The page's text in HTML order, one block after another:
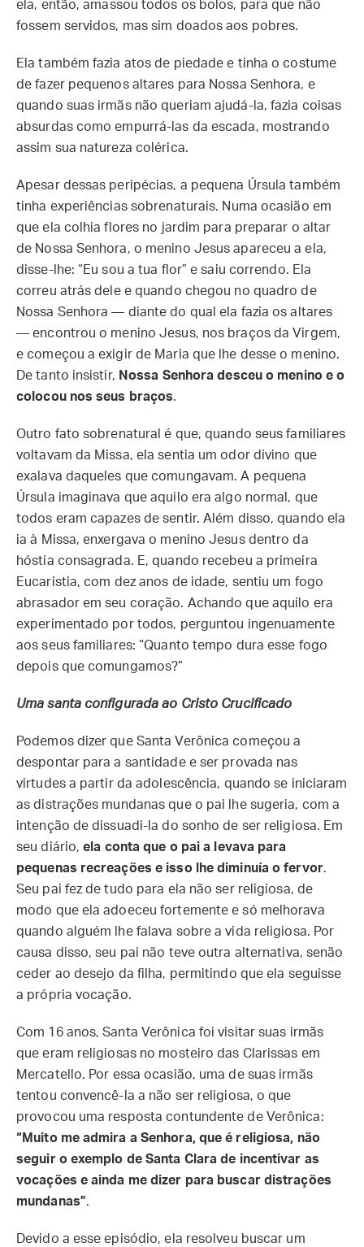
ela, então, amassou todos os bolos, para que não
fossem servidos, mas sim doados aos pobres.
Ela também fazia atos de piedade e tinha o costume
de fazer pequenos altares para Nossa Senhora, e
quando suas irmãs não queriam ajudá-la, fazia coisas
absurdas como empurrá-las da escada, mostrando
assim sua natureza colérica.
Apesar dessas peripécias, a pequena Úrsula também
tinha experiências sobrenaturais. Numa ocasião em
que ela colhia flores no jardim para preparar o altar
de Nossa Senhora, o menino Jesus apareceu a ela,
disse-lhe: “Eu sou a tua flor” e saiu correndo. Ela
correu atrás dele e quando chegou no quadro de
Nossa Senhora — diante do qual ela fazia os altares
— encontrou o menino Jesus, nos braços da Virgem,
e começou a exigir de Maria que lhe desse o menino.
De tanto insistir, Nossa Senhora desceu o menino e o
colocou nos seus braços.
Outro fato sobrenatural é que, quando seus familiares
voltavam da Missa, ela sentia um odor divino que
exalava daqueles que comungavam. A pequena
Úrsula imaginava que aquilo era algo normal, que
todos eram capazes de sentir. Além disso, quando ela
ia à Missa, enxergava o menino Jesus dentro da
hóstia consagrada. E, quando recebeu a primeira
Eucaristia, com dez anos de idade, sentiu um fogo
abrasador em seu coração. Achando que aquilo era
experimentado por todos, perguntou ingenuamente
aos seus familiares: “Quanto tempo dura esse fogo
depois que comungamos?”
Uma santa configurada ao Cristo Crucificado
Podemos dizer que Santa Verônica começou a
despontar para a santidade e ser provada nas
virtudes a partir da adolescência, quando se iniciaram
as distrações mundanas que o pai lhe sugeria, com a
intenção de dissuadi-la do sonho de ser religiosa. Em
seu diário,ela conta que o pai a levava para
pequenas recreações e isso lhe diminuía o fervor.
Seu pai fez de tudo para ela não ser religiosa, de
modo que ela adoeceu fortemente e só melhorava
quando alguém lhe falava sobre a vida religiosa. Por
causa disso, seu pai não teve outra alternativa, senão
ceder ao desejo da filha, permitindo que ela seguisse
a própria vocação.
Com 16 anos, Santa Verônica foi visitar suas irmãs
que eram religiosas no mosteiro das Clarissas em
Mercatello. Por essa ocasião, uma de suas irmãs
tentou convencê-la a não ser religiosa, o que
provocou uma resposta contundente de Verônica:
“Muito me admira a Senhora, que é religiosa, não
seguir o exemplo de Santa Clara de incentivar as
vocações e ainda me dizer para buscar distrações
mundanas”.
Devido a esse episódio, ela resolveu buscar um